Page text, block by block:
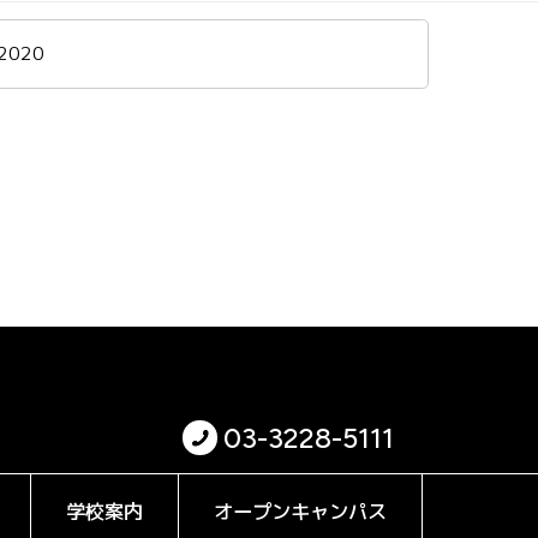
03-3228-5111
学校案内 オープンキャンパス